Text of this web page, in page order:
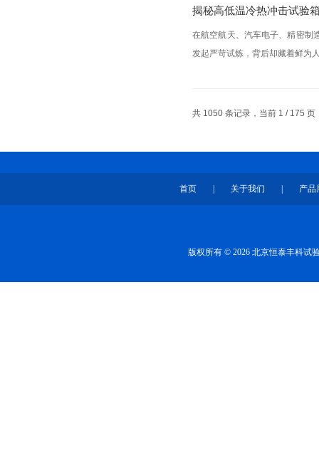
揭秘高低温冷热冲击试验
在航空航天、汽车电子、精密制
发起严苛试炼，背后却藏着鲜为
共 1050 条记录，当前 1 / 175
首页 关于我们 产品
版权所有 © 2026 北京恒泰丰科试